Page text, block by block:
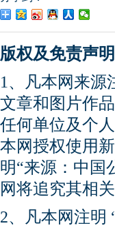
版权及免责声明
1、凡本网来源
文章和图片作
任何单位及个
本网授权使用
明“来源：中国
网将追究其相
2、凡本网注明